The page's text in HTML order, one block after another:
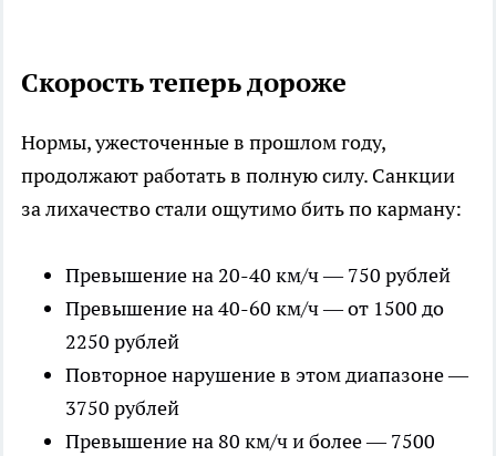
Скорость теперь дороже
Нормы, ужесточенные в прошлом году,
продолжают работать в полную силу. Санкции
за лихачество стали ощутимо бить по карману:
Превышение на 20-40 км/ч — 750 рублей
Превышение на 40-60 км/ч — от 1500 до
2250 рублей
Повторное нарушение в этом диапазоне —
3750 рублей
Превышение на 80 км/ч и более — 7500